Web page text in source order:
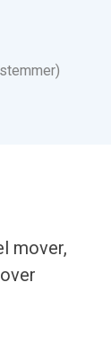
mover,